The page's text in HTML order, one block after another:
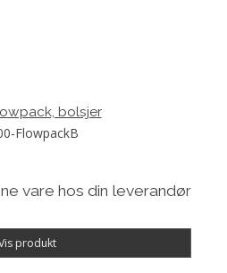
bolsjer
FlowpackB
vare hos din leverandør
produkt